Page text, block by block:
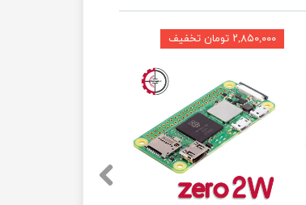
۲,۸۵۰,۰۰۰ تومان تخفیف